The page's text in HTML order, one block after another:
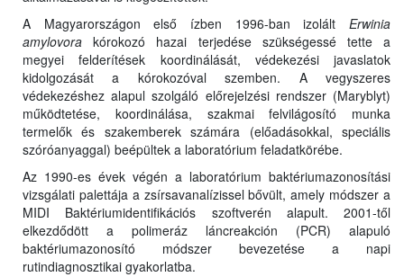
A Magyarországon első ízben 1996-ban izolált Erwinia
amylovora kórokozó hazai terjedése szükségessé tette a
megyei felderítések koordinálását, védekezési javaslatok
kidolgozását a kórokozóval szemben. A vegyszeres
védekezéshez alapul szolgáló előrejelzési rendszer (Maryblyt)
működtetése, koordinálása, szakmai felvilágosító munka
termelők és szakemberek számára (előadásokkal, speciális
szóróanyaggal) beépültek a laboratórium feladatkörébe.
Az 1990-es évek végén a laboratórium baktériumazonosítási
vizsgálati palettája a zsírsavanalízissel bővült, amely módszer a
MIDI Baktériumidentifikációs szoftverén alapult. 2001-től
elkezdődött a polimeráz láncreakción (PCR) alapuló
baktériumazonosító módszer bevezetése a napi
rutindiagnosztikai gyakorlatba.